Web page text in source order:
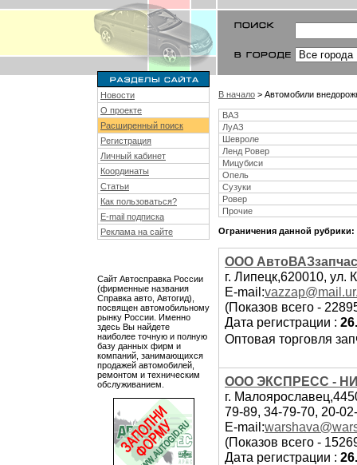
Новости
О проекте
Расширенный поиск
Регистрация
Личный кабинет
Координаты
Статьи
Как пользоваться?
E-mail подписка
Реклама на сайте
Сайт Автосправка России
(фирменные названия
Справка авто, Автогид),
посвящен автомобильному
рынку России. Именно
здесь Вы найдете
наиболее точную и полную
базу данных фирм и
компаний, занимающихся
продажей автомобилей,
ремонтом и техническим
обслуживанием.
В начало > Автомобили
ВАЗ
ЛуАЗ
Шевроле
Ленд Ровер
Мицубиси
Опель
Сузуки
Ровер
Прочие
Ограничения данной рубрики:
ООО
г. Липецк,620010, ул.
E-mail:
(Показов всего -
Дата регистрации :
Оптовая торговля
ООО ЭКСПРЕСС -
г.
79-89, 34-79-70, 20-
E-mail:
(Показов всего -
Дата регистрации :